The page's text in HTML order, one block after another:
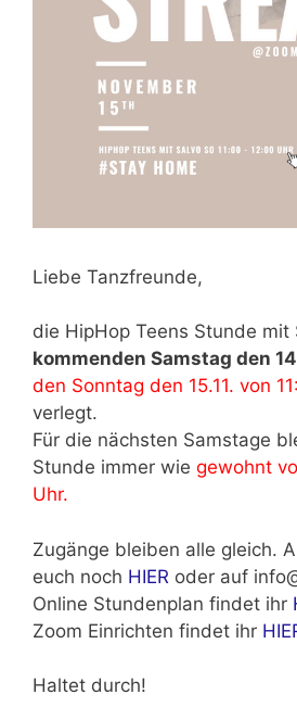
Liebe Tanzfreunde,
die HipHop Teens Stunde mit
kommenden Samstag den
den Sonntag den 15.11. von
verlegt.
Für die nächsten Samstage
Stunde immer wie gewohnt
Uhr.
Zugänge bleiben alle gleich.
euch noch HIER oder auf
Online Stundenplan findet ihr
Zoom Einrichten findet ihr
Haltet durch!